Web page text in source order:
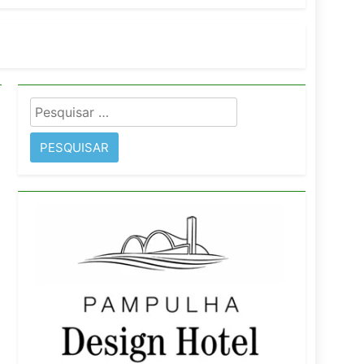
São Paulo Ibirapuera
Pesquisar
por: